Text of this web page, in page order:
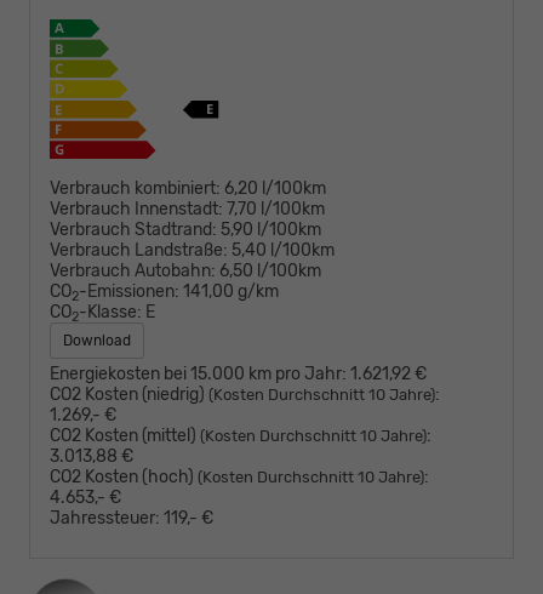
Verbrauch kombiniert: 6,20 l/100km
Verbrauch Innenstadt: 7,70 l/100km
Verbrauch Stadtrand: 5,90 l/100km
Verbrauch Landstraße: 5,40 l/100km
Verbrauch Autobahn: 6,50 l/100km
CO2-Emissionen: 141,00 g/km
CO2-Klasse: E
Download
Energiekosten bei 15.000 km pro Jahr: 1.621,92 €
CO2 Kosten (niedrig) (Kosten Durchschnitt 10 Jahre):
1.269,- €
CO2 Kosten (mittel) (Kosten Durchschnitt 10 Jahre):
3.013,88 €
CO2 Kosten (hoch) (Kosten Durchschnitt 10 Jahre):
4.653,- €
Jahressteuer: 119,- €